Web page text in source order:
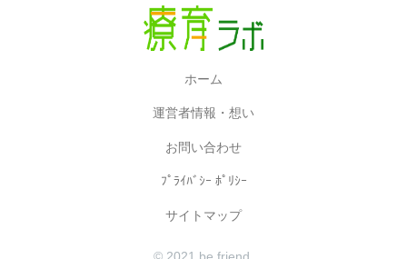
ホーム
運営者情報・想い
お問い合わせ
ﾌﾟﾗｲﾊﾞｼｰ ﾎﾟﾘｼｰ
サイトマップ
© 2021 be friend.